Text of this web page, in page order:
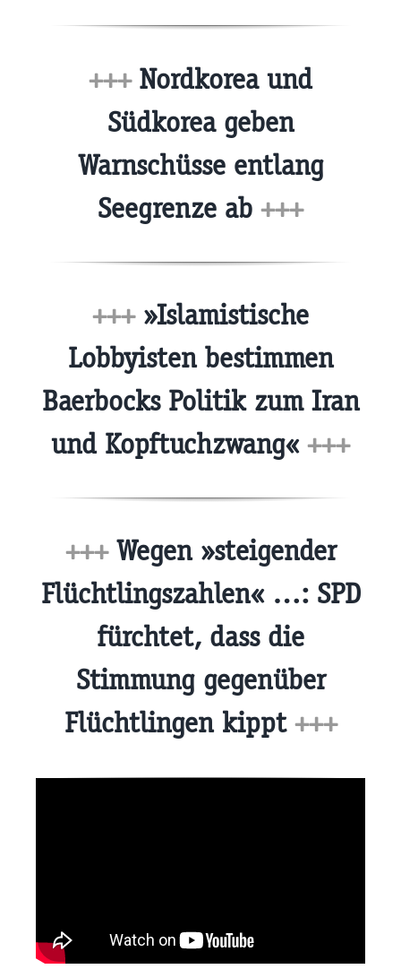
+++Nordkorea und
Südkorea geben
Warnschüsse entlang
Seegrenze ab +++
+++»Islamistische
Lobbyisten bestimmen
Baerbocks Politik zum Iran
und Kopftuchzwang« +++
+++Wegen »steigender
Flüchtlingszahlen« …: SPD
fürchtet, dass die
Stimmung gegenüber
Flüchtlingen kippt +++